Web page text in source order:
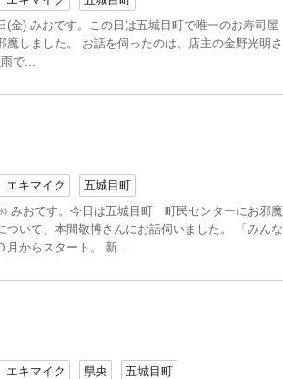
(金) みおです。この日は五城目町で唯一のお寿司屋
魔しました。 お話を伺ったのは、店主の金野光明さ
で...
キマイク
五城目町
みおです。今日は五城目町 町民センターにお邪魔
ついて、本間敬博さんにお話伺いました。 「みんな
からスタート。 新...
キマイク
県央
五城目町